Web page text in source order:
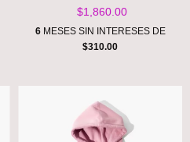
$1,860.00
6MESES SIN INTERESES DE
$310.00